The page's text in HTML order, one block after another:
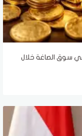
الذهب في سوق الصاغة خلال